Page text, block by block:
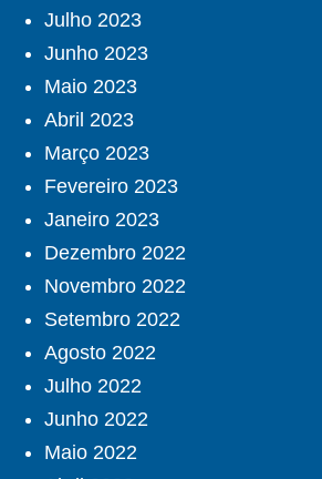
Julho 2023
Junho 2023
Maio 2023
Abril 2023
Março 2023
Fevereiro 2023
Janeiro 2023
Dezembro 2022
Novembro 2022
Setembro 2022
Agosto 2022
Julho 2022
Junho 2022
Maio 2022